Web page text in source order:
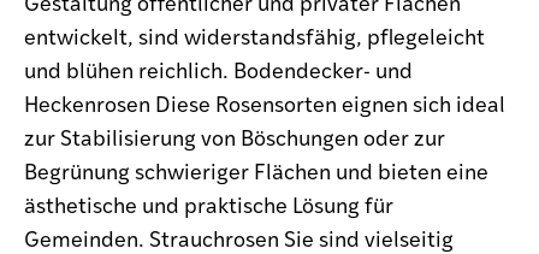
entwickelt, sind widerstandsfähig, pflegeleicht
und blühen reichlich. Bodendecker- und
Heckenrosen Diese Rosensorten eignen sich ideal
zur Stabilisierung von Böschungen oder zur
Begrünung schwieriger Flächen und bieten eine
ästhetische und praktische Lösung für
Gemeinden. Strauchrosen Sie sind vielseitig